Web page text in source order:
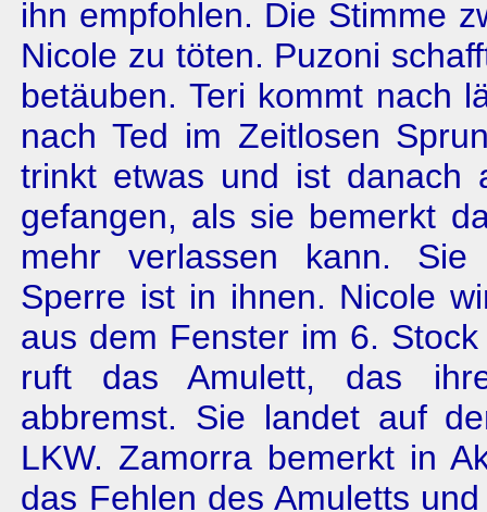
ihn empfohlen. Die Stimme
Nicole zu töten. Puzoni
betäuben. Teri kommt nach
nach Ted im Zeitlosen
trinkt etwas und ist danach
gefangen, als sie bemerkt
mehr verlassen kann. Sie
Sperre ist in ihnen. Nicole
aus dem Fenster im 6.
ruft das Amulett, das
abbremst. Sie landet auf
LKW. Zamorra bemerkt in
das Fehlen des Amuletts